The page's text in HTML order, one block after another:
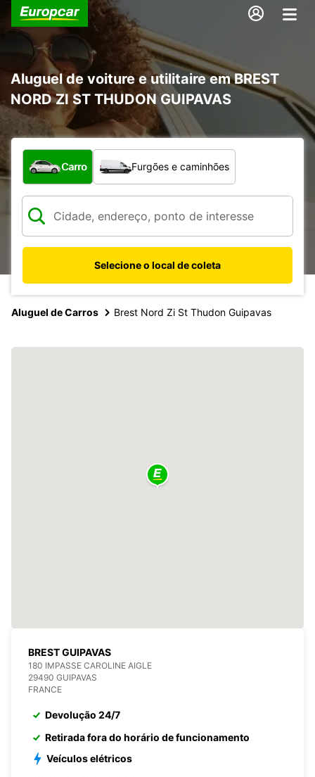
Aluguel de voiture e utilitaire em BREST
NORD ZI ST THUDON GUIPAVAS
Qual tipo de veículo?
Carro Furgões e caminhões
Selecione o local de coleta
Aluguel de Carros Brest Nord Zi St Thudon Guipavas
BREST GUIPAVAS
180 IMPASSE CAROLINE AIGLE
29490 GUIPAVAS
FRANCE
Devolução 24/7
Retirada fora do horário de funcionamento
Veículos elétricos